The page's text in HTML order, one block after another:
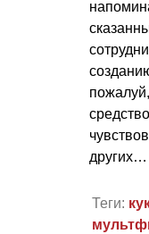
других…
Теги: